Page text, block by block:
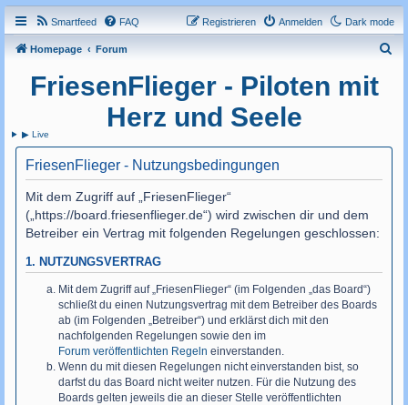
Dark mode
Smartfeed FAQ Anmelden
Registrieren
Homepage Forum
FriesenFlieger - Piloten mit
Herz und Seele
▶ Live
FriesenFlieger - Nutzungsbedingungen
Mit dem Zugriff auf „FriesenFlieger“
(„https://board.friesenflieger.de“) wird zwischen dir und dem
Betreiber ein Vertrag mit folgenden Regelungen geschlossen:
1. NUTZUNGSVERTRAG
Mit dem Zugriff auf „FriesenFlieger“ (im Folgenden „das Board“)
schließt du einen Nutzungsvertrag mit dem Betreiber des Boards
ab (im Folgenden „Betreiber“) und erklärst dich mit den
nachfolgenden Regelungen sowie den im
Forum veröffentlichten Regeln einverstanden.
Wenn du mit diesen Regelungen nicht einverstanden bist, so
darfst du das Board nicht weiter nutzen. Für die Nutzung des
Boards gelten jeweils die an dieser Stelle veröffentlichten